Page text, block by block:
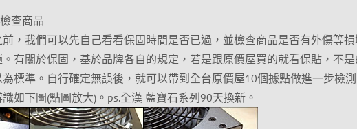
查商品
，我們可以先自己看看保固時間是否已過，並檢查商品是否有外傷等
有關於保固，基於品牌各自的規定，若是跟原價屋買的就看保貼，不
標準。自行確定無誤後，就可以帶到全台原價屋10個據點做進一步檢
如下圖(點圖放大)。ps.全漢 藍寶石系列90天換新。